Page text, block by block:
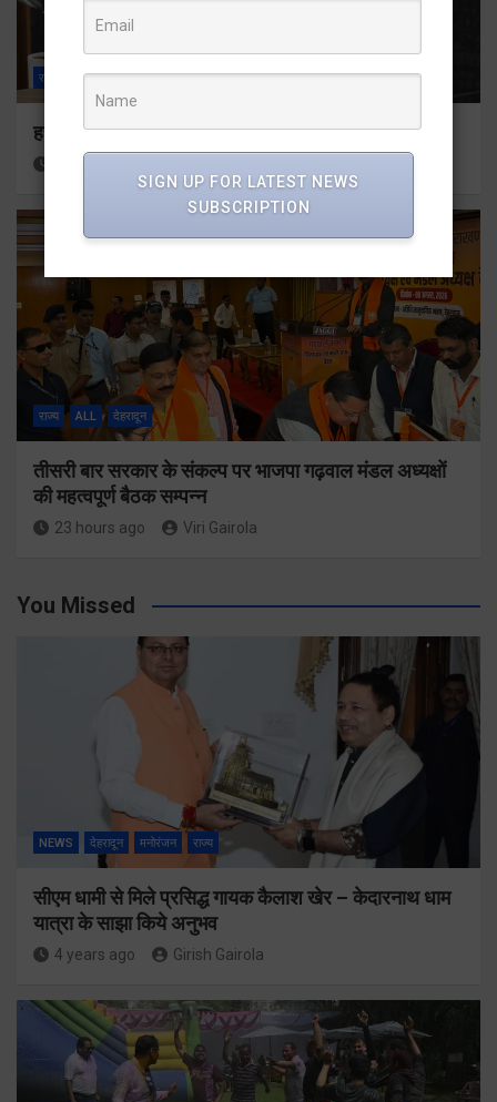
राज्य ALL देहरादून
हर घर तिरंगा अभियान को जन-जन तक पहुंचाने की तैयारी
राज्य ALL देहरादून
तीसरी बार सरकार के संकल्प पर भाजपा गढ़वाल मंडल अध्यक्षों
की महत्वपूर्ण बैठक सम्पन्न
23 hours ago Viri Gairola
You Missed
NEWS देहरादून मनोरंजन राज्य
सीएम धामी से मिले प्रसिद्ध गायक कैलाश खेर – केदारनाथ धाम
यात्रा के साझा किये अनुभव
4 years ago Girish Gairola
SIGN UP FOR LATEST NEWS
SUBSCRIPTION